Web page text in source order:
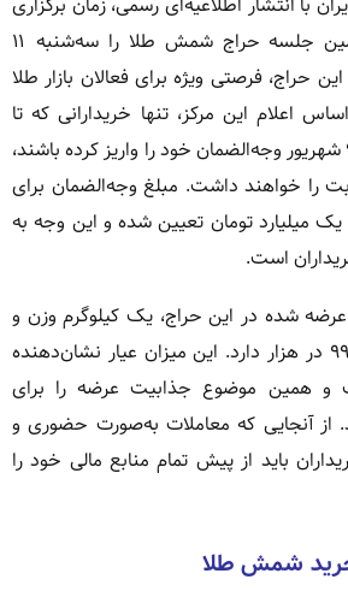
یکصد و بیست و سومین جلسه حراج شمش طلا را سه‌شنبه ۱۱
کرد. این حراج، فرصتی ویژه برای فعالان بازار طلا
اعلام این مرکز، تنها خریدارانی که تا
ساعت ۲۴ روز یکشنبه ۹ شهریور وجه‌الضمان خود را واریز کرده باشند،
را خواهند داشت. مبلغ وجه‌الضمان برای
تومان تعیین شده و این وجه به
است.
شده در این حراج، یک کیلوگرم وزن و
عیاری معادل حداقل ۹۹۵ در هزار دارد. این میزان عیار نشان‌دهنده
و همین موضوع جذابیت عرضه را برای
از آنجایی که معاملات به‌صورت حضوری و
باید از پیش تمام منابع مالی خود را
شمش طلا